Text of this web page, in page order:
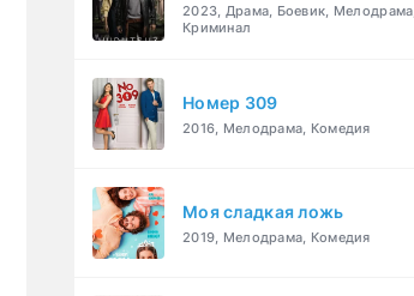
2023, Драма, Боевик, Мелодрама,
Криминал
Номер 309
2016, Мелодрама, Комедия
Моя сладкая ложь
2019, Мелодрама, Комедия